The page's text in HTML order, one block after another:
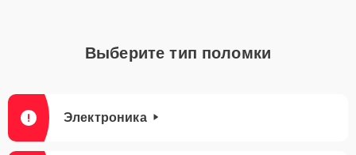
Выберите тип поломки
Электроника